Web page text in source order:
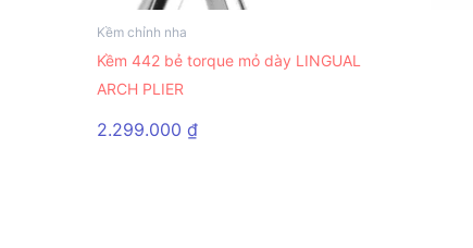
Kềm chỉnh nha
Kềm 442 bẻ torque mỏ dày LINGUAL
ARCH PLIER
2.299.000₫